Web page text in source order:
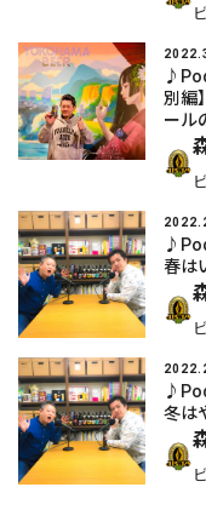
別編
ール
春は
冬は